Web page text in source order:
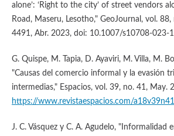
alone’: ‘Right to the city’ of street vendors
Road, Maseru, Lesotho," GeoJournal, vol.
4491, Abr. 2023, doi: 10.1007/s10708-023-
G. Quispe, M. Tapia, D. Ayaviri, M. Villa, M.
"Causas del comercio informal y la evasión
intermedias," Espacios, vol. 39, no. 41, May.
https://www.revistaespacios.com/
J. C. Vásquez y C. A. Agudelo, "Informalidad